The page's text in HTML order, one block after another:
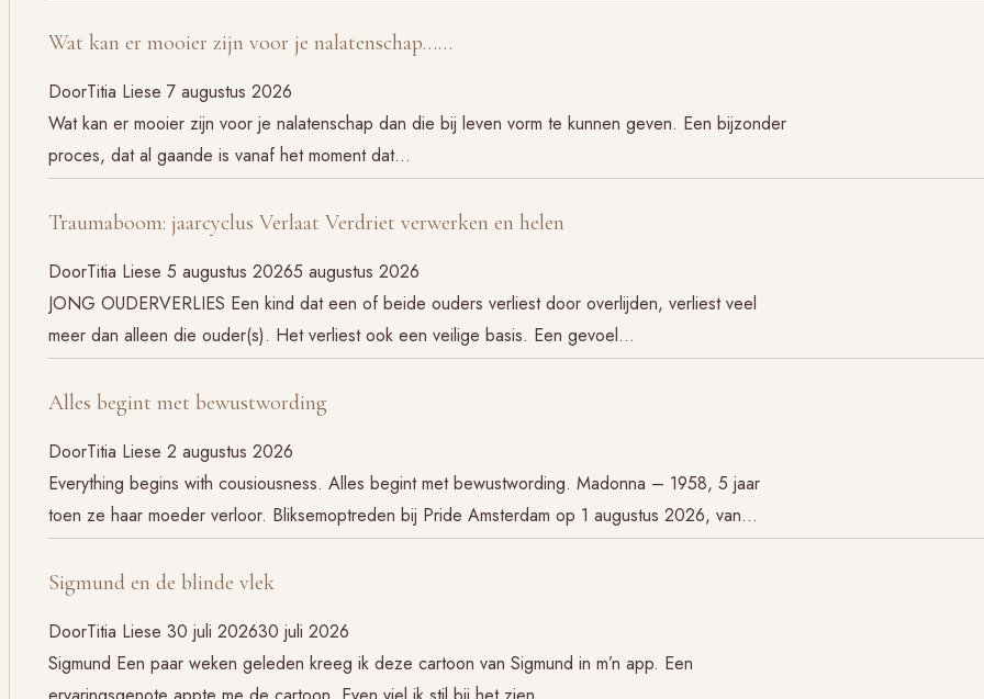
Wat kan er mooier zijn voor je nalatenschap……
DoorTitia Liese 7 augustus 2026
Wat kan er mooier zijn voor je nalatenschap dan die bij leven vorm te kunnen geven. Een bijzonder
proces, dat al gaande is vanaf het moment dat…
Traumaboom: jaarcyclus Verlaat Verdriet verwerken en helen
DoorTitia Liese 5 augustus 20265 augustus 2026
JONG OUDERVERLIES Een kind dat een of beide ouders verliest door overlijden, verliest veel
meer dan alleen die ouder(s). Het verliest ook een veilige basis. Een gevoel…
Alles begint met bewustwording
DoorTitia Liese 2 augustus 2026
Everything begins with cousiousness. Alles begint met bewustwording. Madonna – 1958, 5 jaar
toen ze haar moeder verloor. Bliksemoptreden bij Pride Amsterdam op 1 augustus 2026, van…
Sigmund en de blinde vlek
DoorTitia Liese 30 juli 202630 juli 2026
Sigmund Een paar weken geleden kreeg ik deze cartoon van Sigmund in m’n app. Een